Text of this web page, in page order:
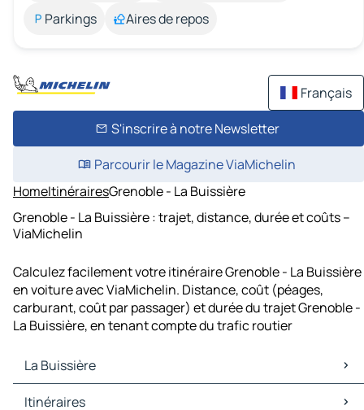
Parkings
Aires de repos
Français
S'inscrire à notre Newsletter
Parcourir le Magazine ViaMichelin
HomeItinérairesGrenoble - La Buissière
Grenoble - La Buissière : trajet, distance, durée et coûts –
ViaMichelin
Calculez facilement votre itinéraire Grenoble - La Buissière
en voiture avec ViaMichelin. Distance, coût (péages,
carburant, coût par passager) et durée du trajet Grenoble -
La Buissière, en tenant compte du trafic routier
La Buissière
La Buissière Cartes et plans
Itinéraires